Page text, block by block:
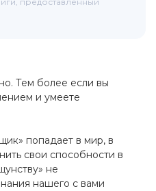
Тем более если вы
и умеете
попадает в мир, в
свои способности в
не
нашего с вами